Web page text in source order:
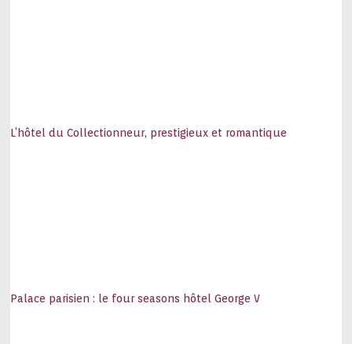
L’hôtel du Collectionneur, prestigieux et romantique
Palace parisien : le four seasons hôtel George V